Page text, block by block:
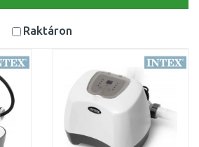
Raktáron